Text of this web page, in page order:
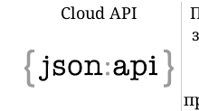
Cloud API